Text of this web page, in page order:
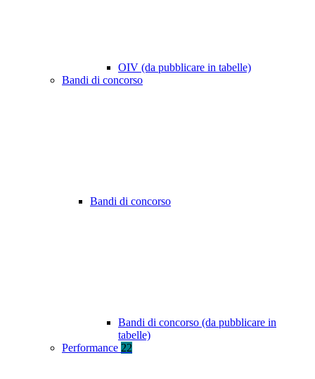
OIV (da pubblicare in tabelle)
Bandi di concorso
Bandi di concorso
Bandi di concorso (da pubblicare in
tabelle)
Performance 22